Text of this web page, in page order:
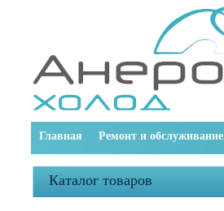
Главная Ремонт и обслуживание
Каталог товаров